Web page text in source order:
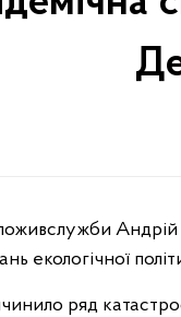
екологічної
ряд